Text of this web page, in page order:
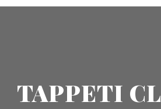
TAPPETI